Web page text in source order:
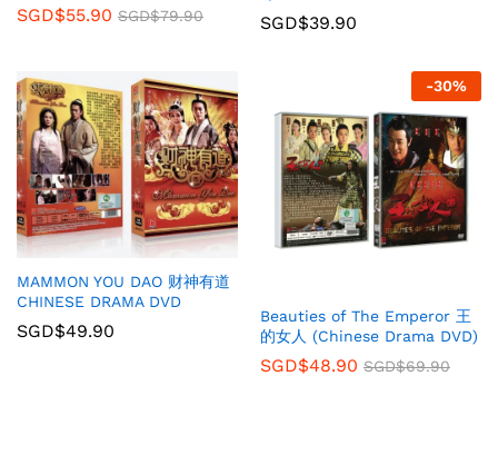
SGD$55.90 SGD$79.90 SGD$39.90
MAMMON YOU DAO 财神有道
CHINESE DRAMA DVD
SGD$49.90
-30%
Beauties of The Emperor 王
的女人 (Chinese Drama DVD)
SGD$48.90 SGD$69.90